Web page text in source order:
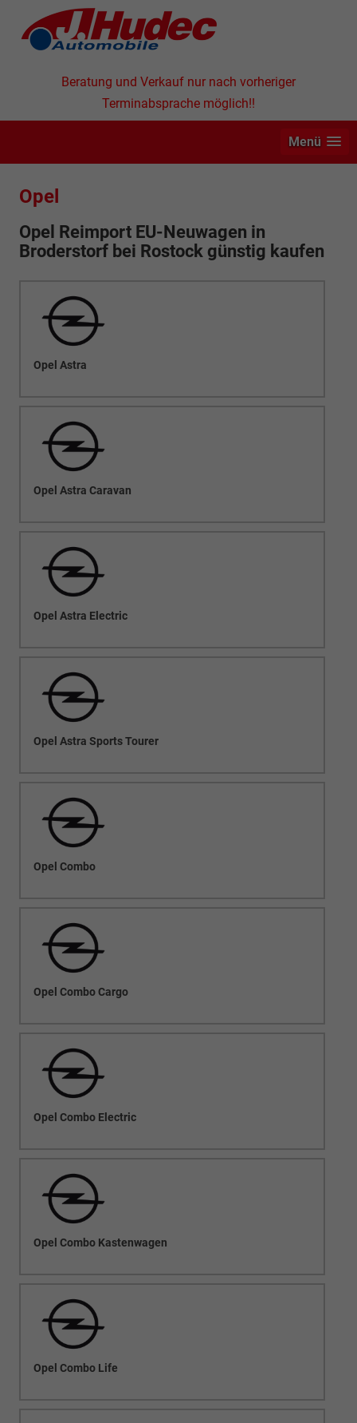
Beratung und Verkauf nur nach vorheriger
Terminabsprache möglich!!
Menü
Opel
Opel Reimport EU-Neuwagen in
Broderstorf bei Rostock günstig kaufen
Opel Astra
Opel Astra Caravan
Opel Astra Electric
Opel Astra Sports Tourer
Opel Combo
Opel Combo Cargo
Opel Combo Electric
Opel Combo Kastenwagen
Opel Combo Life